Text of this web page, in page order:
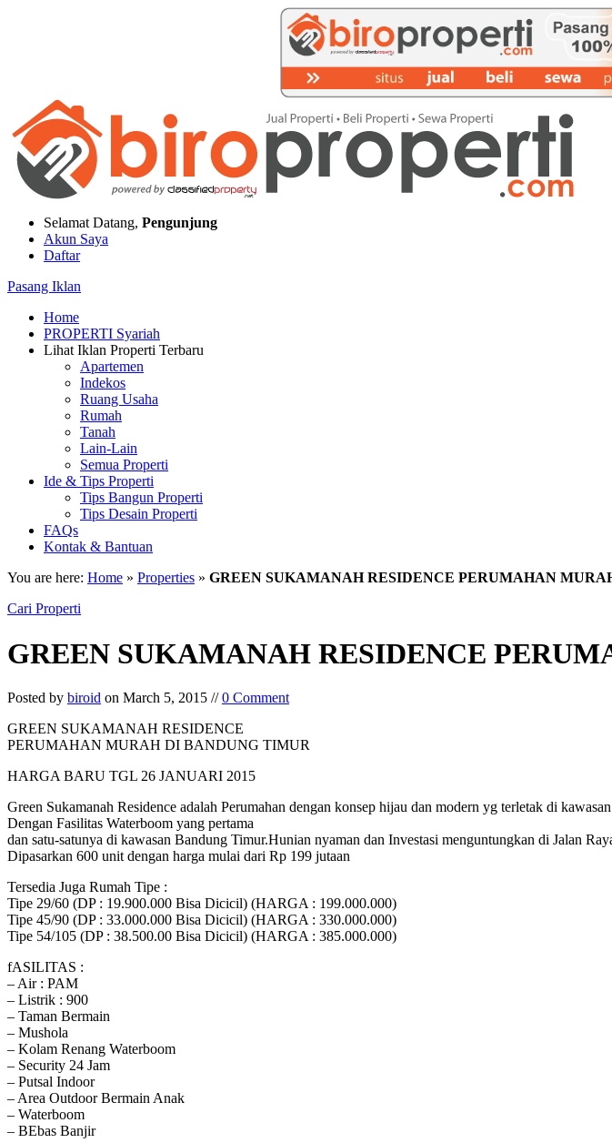
Selamat Datang, Pengunjung
Akun Saya
Daftar
Pasang Iklan
Home
PROPERTI Syariah
Lihat Iklan Properti Terbaru
Apartemen
Indekos
Ruang Usaha
Rumah
Tanah
Lain-Lain
Semua Properti
Ide & Tips Properti
Tips Bangun Properti
Tips Desain Properti
FAQs
Kontak & Bantuan
You are here: Home » Properties » GREEN SUKAMANAH RESIDENCE PERUMAHAN
Cari Properti
GREEN SUKAMANAH RESIDENCE
Posted by biroid on March 5, 2015 //0 Comment
GREEN SUKAMANAH RESIDENCE
PERUMAHAN MURAH DI BANDUNG TIMUR
HARGA BARU TGL 26 JANUARI 2015
Green Sukamanah Residence adalah Perumahan dengan konsep hijau dan modern yg terletak di
Dengan Fasilitas Waterboom yang pertama
dan satu-satunya di kawasan Bandung Timur.Hunian nyaman dan Investasi menguntungkan di Jalan
Dipasarkan 600 unit dengan harga mulai dari Rp 199 jutaan
Tersedia Juga Rumah Tipe :
Tipe 29/60 (DP : 19.900.000 Bisa Dicicil) (HARGA : 199.000.000)
Tipe 45/90 (DP : 33.000.000 Bisa Dicicil) (HARGA : 330.000.000)
Tipe 54/105 (DP : 38.500.00 Bisa Dicicil) (HARGA : 385.000.000)
fASILITAS :
– Air : PAM
– Listrik : 900
– Taman Bermain
– Mushola
– Kolam Renang Waterboom
– Security 24 Jam
– Putsal Indoor
– Area Outdoor Bermain Anak
– Waterboom
– BEbas Banjir